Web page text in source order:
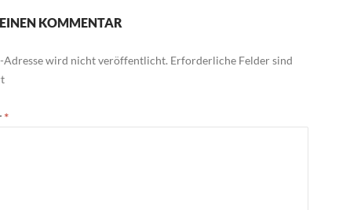
KOMMENTAR
Adresse wird nicht veröffentlicht. Erforderliche Felder sind
*